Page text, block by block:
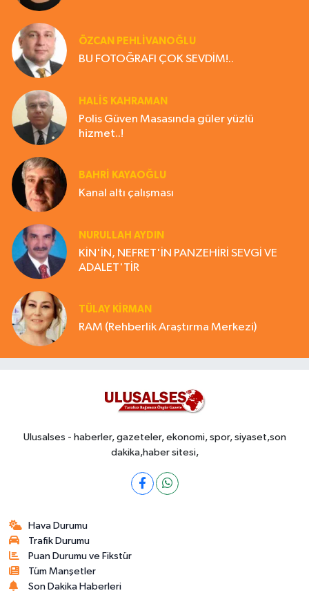
ÖZCAN PEHLİVANOĞLU
BU FOTOĞRAFI ÇOK SEVDİM!..
HALIS KAHRAMAN
Polis Güven Masasında güler yüzlü
hizmet..!
BAHRI KAYAOĞLU
Kanal altı çalışması
NURULLAH AYDIN
KİN'İN, NEFRET'İN PANZEHİRİ SEVGİ VE
ADALET'TİR
TÜLAY KİRMAN
RAM (Rehberlik Araştırma Merkezi)
Ulusalses - haberler, gazeteler, ekonomi, spor, siyaset,son
dakika,haber sitesi,
Hava Durumu
Trafik Durumu
Puan Durumu ve Fikstür
Tüm Manşetler
Son Dakika Haberleri